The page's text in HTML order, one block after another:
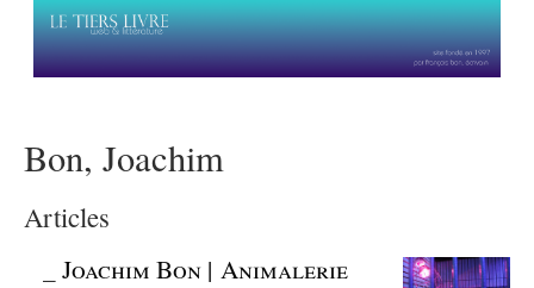
Bon, Joachim
Articles
_Joachim Bon | Animalerie